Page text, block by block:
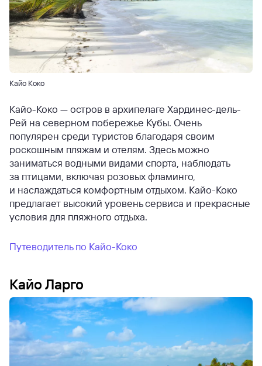
Кайо Коко
Кайо-Коко — остров в архипелаге Хардинес-дель-
Рей на северном побережье Кубы. Очень
популярен среди туристов благодаря своим
роскошным пляжам и отелям. Здесь можно
заниматься водными видами спорта, наблюдать
за птицами, включая розовых фламинго,
и наслаждаться комфортным отдыхом. Кайо-Коко
предлагает высокий уровень сервиса и прекрасные
условия для пляжного отдыха.
Путеводитель по Кайо-Коко
Кайо Ларго